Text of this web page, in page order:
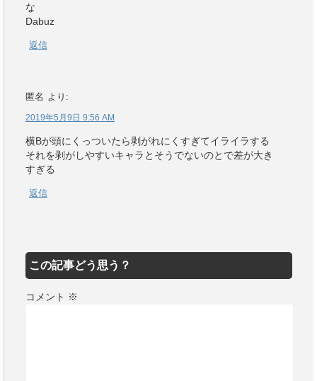
な
Dabuz
返信
匿名 より:
2019年5月9日 9:56 AM
横Bが頭にくっついたら剥がれにくすぎてイライラする
それを剥がしやすいキャラとそうでないのとで差が大き
すぎる
返信
この記事どう思う？
コメント ※